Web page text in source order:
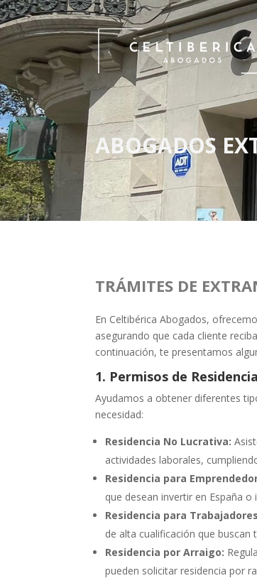
ABOGADOS
TRÁMITES DE
En Celtibérica Abogados,
asegurando que cada cliente
continuación, te presentamos
1. Permisos de
Ayudamos a obtener diferentes
necesidad:
Residencia No Lucrativa:
actividades laborales,
Residencia para
que desean invertir en España
Residencia para
de alta cualificación que buscan
Residencia por Arraigo:
pueden solicitar residencia por